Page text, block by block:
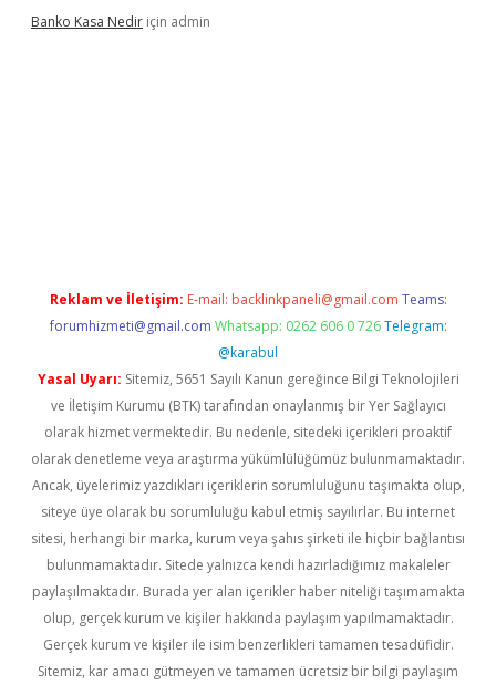
Banko Kasa Nedir için admin
Reklam ve İletişim: E-mail: backlinkpaneli@gmail.com Teams:
forumhizmeti@gmail.com Whatsapp: 0262 606 0 726 Telegram:
@karabul
Yasal Uyarı: Sitemiz, 5651 Sayılı Kanun gereğince Bilgi Teknolojileri
ve İletişim Kurumu (BTK) tarafından onaylanmış bir Yer Sağlayıcı
olarak hizmet vermektedir. Bu nedenle, sitedeki içerikleri proaktif
olarak denetleme veya araştırma yükümlülüğümüz bulunmamaktadır.
Ancak, üyelerimiz yazdıkları içeriklerin sorumluluğunu taşımakta olup,
siteye üye olarak bu sorumluluğu kabul etmiş sayılırlar. Bu internet
sitesi, herhangi bir marka, kurum veya şahıs şirketi ile hiçbir bağlantısı
bulunmamaktadır. Sitede yalnızca kendi hazırladığımız makaleler
paylaşılmaktadır. Burada yer alan içerikler haber niteliği taşımamakta
olup, gerçek kurum ve kişiler hakkında paylaşım yapılmamaktadır.
Gerçek kurum ve kişiler ile isim benzerlikleri tamamen tesadüfidir.
Sitemiz, kar amacı gütmeyen ve tamamen ücretsiz bir bilgi paylaşım